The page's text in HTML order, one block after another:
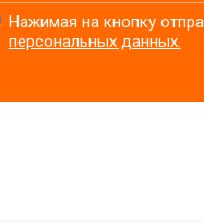
Нажимая на кнопку
персональных данных.